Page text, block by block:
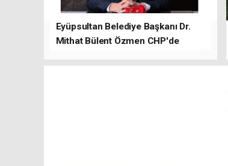
Eyüpsultan Belediye Başkanı Dr.
Mithat Bülent Özmen CHP'de